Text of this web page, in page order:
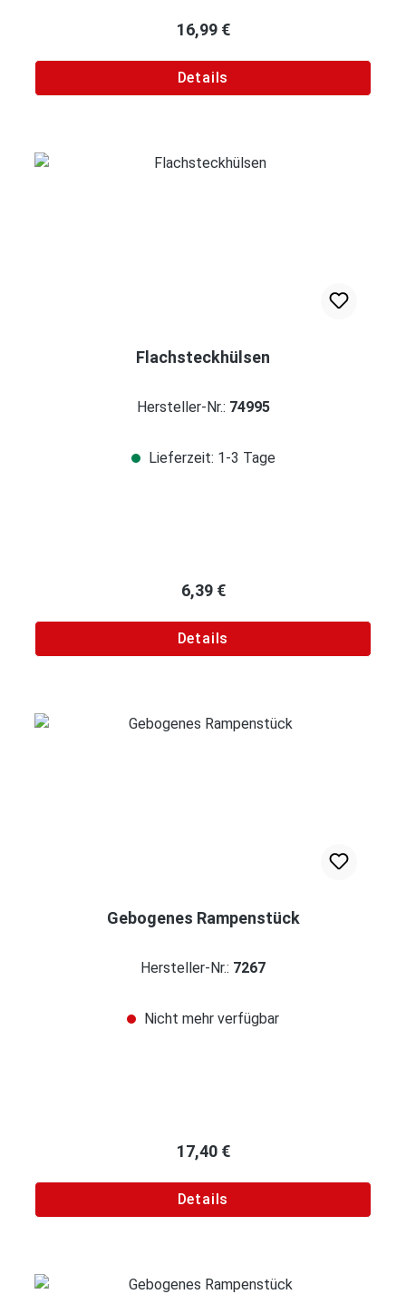
Regulärer Preis:
16,99 €
Details
Flachsteckhülsen
Hersteller-Nr.: 74995
Lieferzeit: 1-3 Tage
Regulärer Preis:
6,39 €
Details
Gebogenes Rampenstück
Hersteller-Nr.: 7267
Nicht mehr verfügbar
Regulärer Preis:
17,40 €
Details